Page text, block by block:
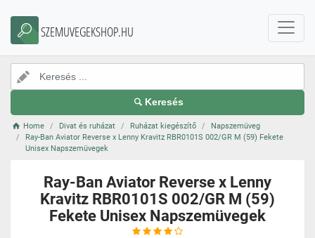
SZEMUVEGEKSHOP.HU
Keresés
Home Divat és ruházat Ruházat kiegészítő
Napszemüveg
Ray-Ban Aviator Reverse x Lenny Kravitz RBR0101S 002/GR M (59) Fekete
Unisex Napszemüvegek
Ray-Ban Aviator Reverse x Lenny
Kravitz RBR0101S 002/GR M (59)
Fekete Unisex Napszemüvegek